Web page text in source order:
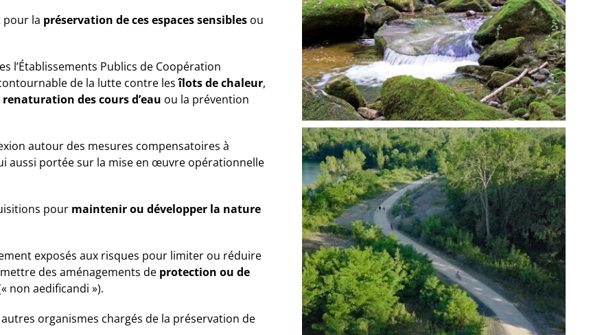
pour la préservation de ces espacessensibles ou
l’Établissements Publics de Coopération
de la lutte contre lesîlots de chaleur,
renaturation des cours d’eau ou la prévention
autour des mesures compensatoires à
aussi portée sur la mise en œuvre opérationnelle
pour maintenir ou développer la nature
exposés aux risques pour limiter ou réduire
des aménagements de protection ou de
non aedificandi »).
organismes chargés de la préservation de